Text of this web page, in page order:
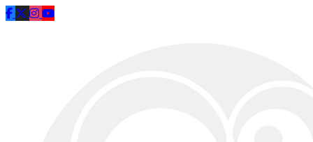
Saltar al contenido